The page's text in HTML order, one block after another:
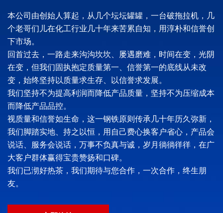
本公司由创始人算起，从几个坛坛罐罐，一台破拖拉机，几
个老哥们儿在化工行业几十年来苦累自知，用淳朴和信誉创
下市场。
回首过去，一路走来沟沟坎坎、屡遇磨难，时间在变，光阴
在变，但我们固执抱定质量第一、信誉第一的底线从未改
变，始终坚持以质量求生存、以信誉求发展。
我们坚持不为提高利润而降低产品质量，坚持不为压缩成本
而降低产品品控。
视质量和信誉如生命，这一钢铁原则传承几十年历久弥新，
我们脚踏实地、持之以恒，用自己费心换客户省心，产品会
说话、服务会说话，万事不负真与诚，岁月徜徜徉徉，在广
大客户群体赢得宝贵赞扬和口碑。
我们已沏好热茶，我们期待与您合作，一次合作，终生朋
友。